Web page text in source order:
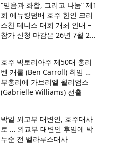
내용은 포스터 참조]
“믿음과 화합, 그리고 나눔” 제1
회 에듀킹덤배 호주 한인 크리
스찬 테니스 대회 개최 안내 –
참가 신청 마감은 26년 7월 28
오후 4시, 파라마타 코트에서
호주 빅토리아주 제50대 총리
벤 캐롤 (Ben Carroll) 취임 …
부총리에 가브리엘 윌리엄스
(Gabrielle Williams) 선출
박일 외교부 대변인, 호주대사
로 … 외교부 대변인 후임에 박
두순 전 벨라루스대사